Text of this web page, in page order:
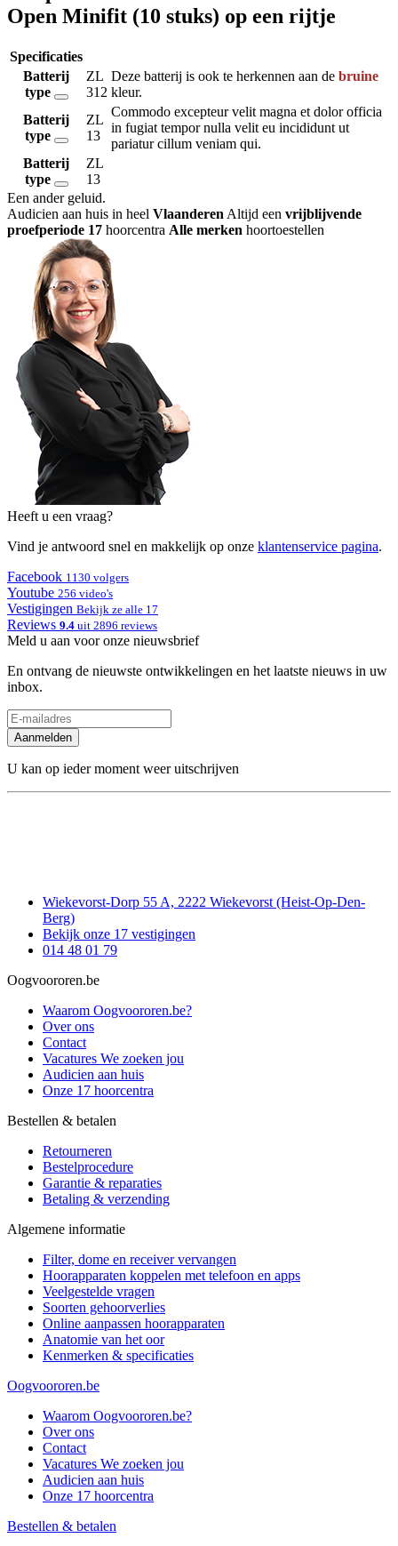
Open Minifit (10 stuks) op een rijtje
Specificaties
Batterij
type
ZL
312
Deze batterij is ook te herkennen aan de bruine
kleur.
Batterij
type
ZL
13
Commodo excepteur velit magna et dolor officia
in fugiat tempor nulla velit eu incididunt ut
pariatur cillum veniam qui.
Batterij
type
ZL
13
Een ander geluid.
Audicien aan huis in heel Vlaanderen Altijd een vrijblijvende
proefperiode 17 hoorcentra Alle merken hoortoestellen
Heeft u een vraag?
Vind je antwoord snel en makkelijk op onze klantenservice pagina.
Facebook 1130 volgers
Youtube 256 video's
Vestigingen Bekijk ze alle 17
Reviews 9.4 uit 2896 reviews
Meld u aan voor onze nieuwsbrief
En ontvang de nieuwste ontwikkelingen en het laatste nieuws in uw
inbox.
Aanmelden
U kan op ieder moment weer uitschrijven
Wiekevorst-Dorp 55 A, 2222 Wiekevorst (Heist-Op-Den-
Berg)
Bekijk onze 17 vestigingen
014 48 01 79
Oogvoororen.be
Waarom Oogvoororen.be?
Over ons
Contact
Vacatures We zoeken jou
Audicien aan huis
Onze 17 hoorcentra
Bestellen & betalen
Retourneren
Bestelprocedure
Garantie & reparaties
Betaling & verzending
Algemene informatie
Filter, dome en receiver vervangen
Hoorapparaten koppelen met telefoon en apps
Veelgestelde vragen
Soorten gehoorverlies
Online aanpassen hoorapparaten
Anatomie van het oor
Kenmerken & specificaties
Oogvoororen.be
Waarom Oogvoororen.be?
Over ons
Contact
Vacatures We zoeken jou
Audicien aan huis
Onze 17 hoorcentra
Bestellen & betalen